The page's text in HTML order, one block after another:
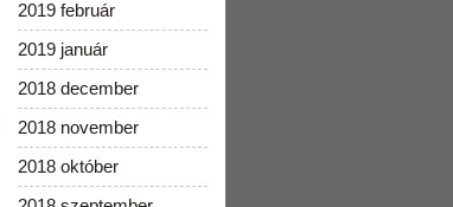
2019 február
2019 január
2018 december
2018 november
2018 október